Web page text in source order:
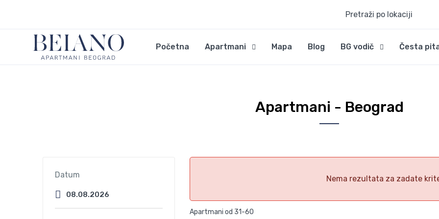
Pretraži po lokaciji
Početna Apartmani Mapa Blog BG vodič Česta
Apartmani - Beograd
Datum Nema rezultata za zadate
Apartmani od 31-60